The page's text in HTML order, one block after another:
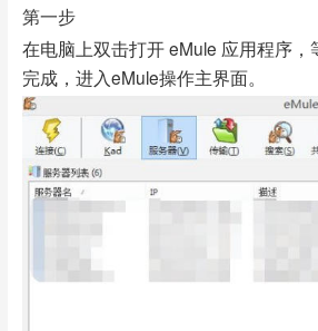
第一步
在电脑上双击打开 eMule 应用程序，
完成，进入eMule操作主界面。